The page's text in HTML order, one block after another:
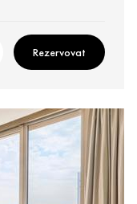
Rezervovat